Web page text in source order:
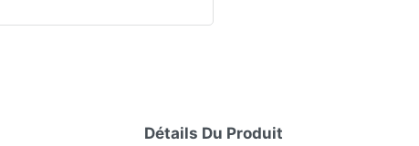
Détails Du Produit